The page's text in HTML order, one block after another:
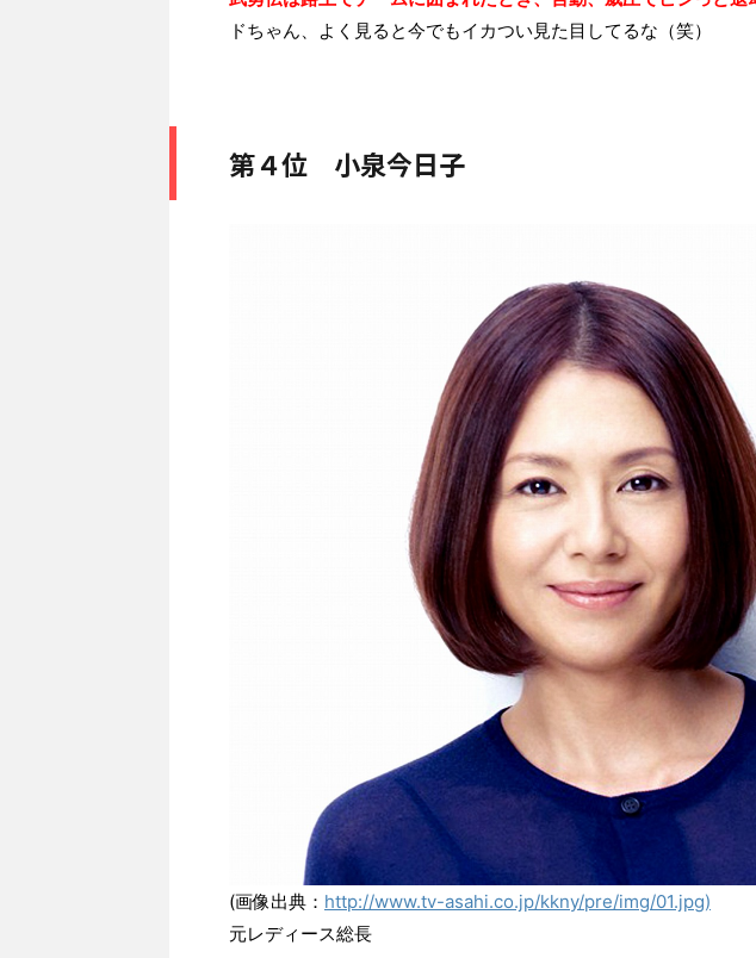
ドちゃん、よく見ると今でもイカつい見た目してるな（笑）
第４位 小泉今日子
(画像出典： http://www.tv-asahi.co.jp/kkny/pre/img/01.jpg)
元レディース総長